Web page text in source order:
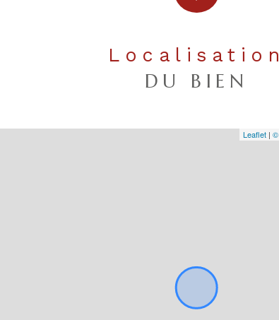
Localisation
DU BIEN
Leaflet | ©